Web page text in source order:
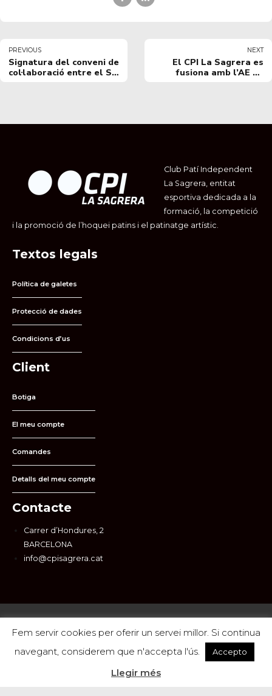
PREVIOUS
Signatura del conveni de
col·laboració entre el SD
NEXT
El CPI La Sagrera es
fusiona amb l’AE La
Club Patí Independent
La Sagrera, entitat
esportiva dedicada a la
formació, la competició
i la promoció de l’hoquei patins i el patinatge artístic.
Textos legals
Política de galetes
Protecció de dades
Condicions d’us
Client
Botiga
El meu compte
Comandes
Detalls del meu compte
Contacte
Carrer d’Hondures, 2
BARCELONA
info@cpisagrera.cat
Fem servir cookies per oferir un servei millor. Si continua
navegant, considerem que n'accepta l'ús.
Accepto
Llegir més